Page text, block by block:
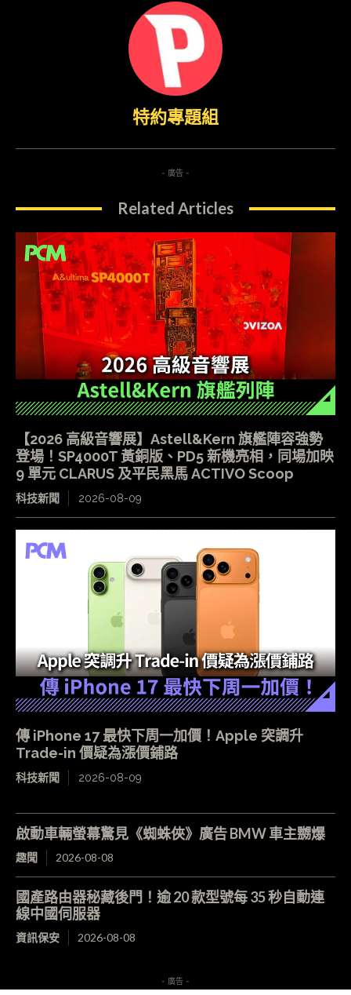
特約專題組
- 廣告 -
Related Articles
【2026 高級音響展】Astell&Kern 旗艦陣容強勢
登場！SP4000T 黃銅版、PD5 新機亮相，同場加映
9 單元 CLARUS 及平民黑馬 ACTIVO Scoop
科技新聞 2026-08-09
傳 iPhone 17 最快下周一加價！Apple 突調升
Trade-in 價疑為漲價鋪路
科技新聞 2026-08-09
啟動車輛螢幕驚見《蜘蛛俠》廣告 BMW 車主嬲爆
趣聞 2026-08-08
國產路由器秘藏後門！逾 20 款型號每 35 秒自動連
線中國伺服器
資訊保安 2026-08-08
- 廣告 -